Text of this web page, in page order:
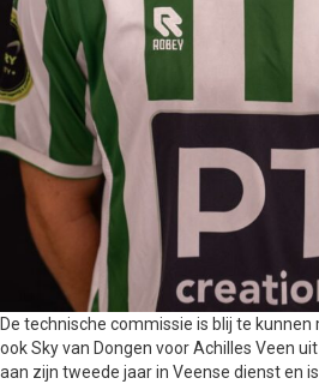
De technische commissie is blij te
ook Sky van Dongen voor Achilles Veen
aan zijn tweede jaar in Veense dienst en